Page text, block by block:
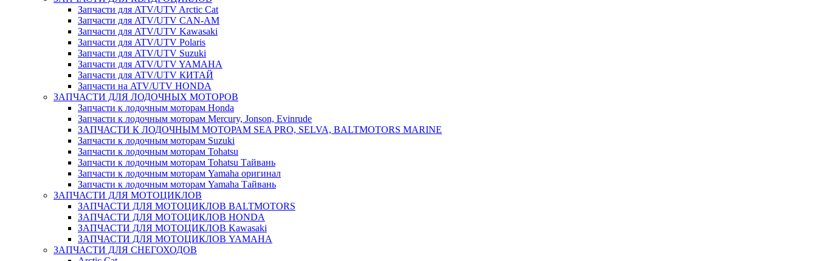
Запчасти для ATV/UTV Arctic Cat
Запчасти для ATV/UTV CAN-AM
Запчасти для ATV/UTV Kawasaki
Запчасти для ATV/UTV Polaris
Запчасти для ATV/UTV Suzuki
Запчасти для ATV/UTV YAMAHA
Запчасти для ATV/UTV КИТАЙ
Запчасти на ATV/UTV HONDA
ЗАПЧАСТИ ДЛЯ ЛОДОЧНЫХ МОТОРОВ
Запчасти к лодочным моторам Honda
Запчасти к лодочным моторам Mercury, Jonson, Evinrude
ЗАПЧАСТИ К ЛОДОЧНЫМ МОТОРАМ SEA PRO, SELVA, BALTMOTORS MARINE
Запчасти к лодочным моторам Suzuki
Запчасти к лодочным моторам Tohatsu
Запчасти к лодочным моторам Tohatsu Тайвань
Запчасти к лодочным моторам Yamaha оригинал
Запчасти к лодочным моторам Yamaha Тайвань
ЗАПЧАСТИ ДЛЯ МОТОЦИКЛОВ
ЗАПЧАСТИ ДЛЯ МОТОЦИКЛОВ BALTMOTORS
ЗАПЧАСТИ ДЛЯ МОТОЦИКЛОВ HONDA
ЗАПЧАСТИ ДЛЯ МОТОЦИКЛОВ Kawasaki
ЗАПЧАСТИ ДЛЯ МОТОЦИКЛОВ YAMAHA
ЗАПЧАСТИ ДЛЯ СНЕГОХОДОВ